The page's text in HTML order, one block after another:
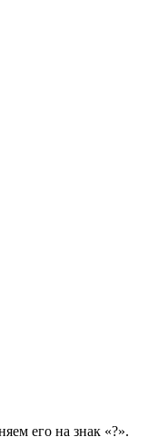
его на знак «?».